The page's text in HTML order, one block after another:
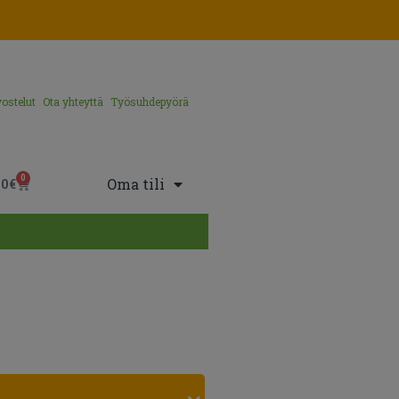
Ota yhteyttä Työsuhdepyörä
€ 0 Oma tili